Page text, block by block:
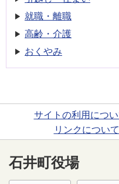
就職・離職
高齢・介護
おくやみ
サイトの利用につ
リンクについて
石井町役場